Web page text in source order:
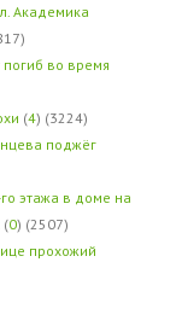
Академика
во время
(4) (3224)
поджёг
этажа в доме на
(0) (2507)
прохожий